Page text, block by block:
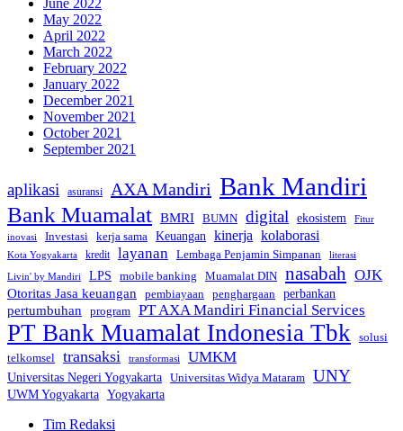
May 2022
April 2022
March 2022
February 2022
January 2022
December 2021
November 2021
October 2021
September 2021
aplikasi asuransi AXA Mandiri Bank Mandiri
Bank Muamalat BMRI BUMN digital ekosistem Fitur
inovasi Investasi kerja sama Keuangan kinerja kolaborasi
Kota Yogyakarta kredit layanan Lembaga Penjamin Simpanan
literasi
Livin' by Mandiri
LPS mobile banking Muamalat DIN nasabah OJK
Otoritas Jasa keuangan pembiayaan penghargaan perbankan
pertumbuhan program PT AXA Mandiri Financial Services
PT Bank Muamalat Indonesia Tbk solusi
telkomsel transaksi transformasi UMKM
Universitas Negeri Yogyakarta Universitas Widya Mataram UNY
UWM Yogyakarta Yogyakarta
Tim Redaksi